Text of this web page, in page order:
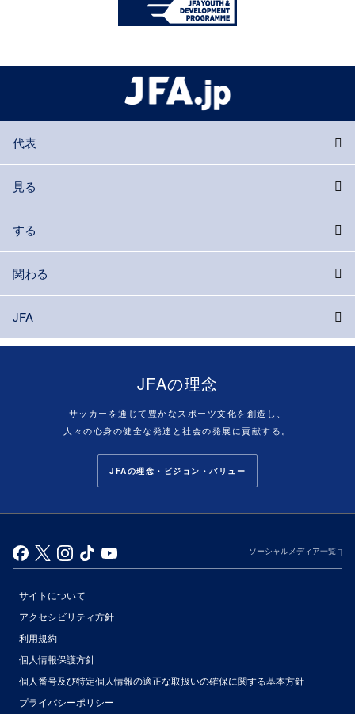
代表
見る
する
関わる
JFA
JFAの理念
サッカーを通じて豊かなスポーツ文化を創造し、
人々の心身の健全な発達と社会の発展に貢献する。
JFAの理念・ビジョン・バリュー
ソーシャルメディア一覧
サイトについて
アクセシビリティ方針
利用規約
個人情報保護方針
個人番号及び特定個人情報の適正な取扱いの確保に関する基本方針
プライバシーポリシー